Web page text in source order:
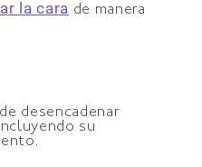
la cara de manera
desencadenar
su